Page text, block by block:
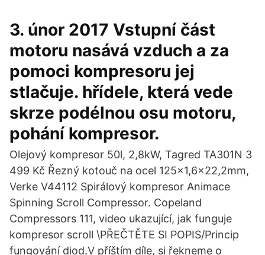
3. únor 2017 Vstupní část
motoru nasává vzduch a za
pomoci kompresoru jej
stlačuje. hřídele, která vede
skrze podélnou osu motoru,
pohání kompresor.
Olejový kompresor 50l, 2,8kW, Tagred TA301N 3
499 Kč Řezný kotouč na ocel 125x1,6x22,2mm,
Verke V44112 Spirálový kompresor Animace
Spinning Scroll Compressor. Copeland
Compressors 111, video ukazující, jak funguje
kompresor scroll \PŘEČTĚTE SI POPIS/Princip
fungování diod.V příštím díle, si řekneme o